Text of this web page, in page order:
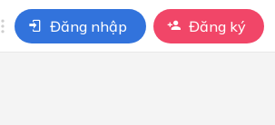
Đăng nhập Đăng ký